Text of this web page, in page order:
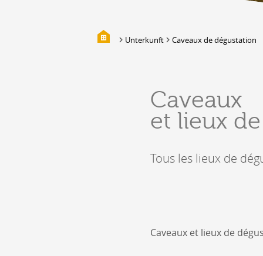
Biotope
Multimedia
Unterbringung
Location de salles et de couverts
Unterkunft Caveaux de dégustation
Caveaux
et lieux
Tous les lieux de
Caveaux et lieux de